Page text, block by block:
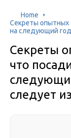
Home
Секреты опытных
на следующий
Секреты
что
следует